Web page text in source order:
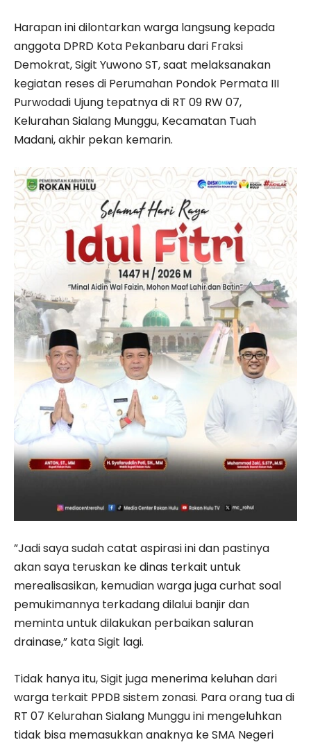
Harapan ini dilontarkan warga langsung kepada
anggota DPRD Kota Pekanbaru dari Fraksi
Demokrat, Sigit Yuwono ST, saat melaksanakan
kegiatan reses di Perumahan Pondok Permata III
Purwodadi Ujung tepatnya di RT 09 RW 07,
Kelurahan Sialang Munggu, Kecamatan Tuah
Madani, akhir pekan kemarin.
”Jadi saya sudah catat aspirasi ini dan pastinya
akan saya teruskan ke dinas terkait untuk
merealisasikan, kemudian warga juga curhat soal
pemukimannya terkadang dilalui banjir dan
meminta untuk dilakukan perbaikan saluran
drainase,” kata Sigit lagi.
Tidak hanya itu, Sigit juga menerima keluhan dari
warga terkait PPDB sistem zonasi. Para orang tua di
RT 07 Kelurahan Sialang Munggu ini mengeluhkan
tidak bisa memasukkan anaknya ke SMA Negeri